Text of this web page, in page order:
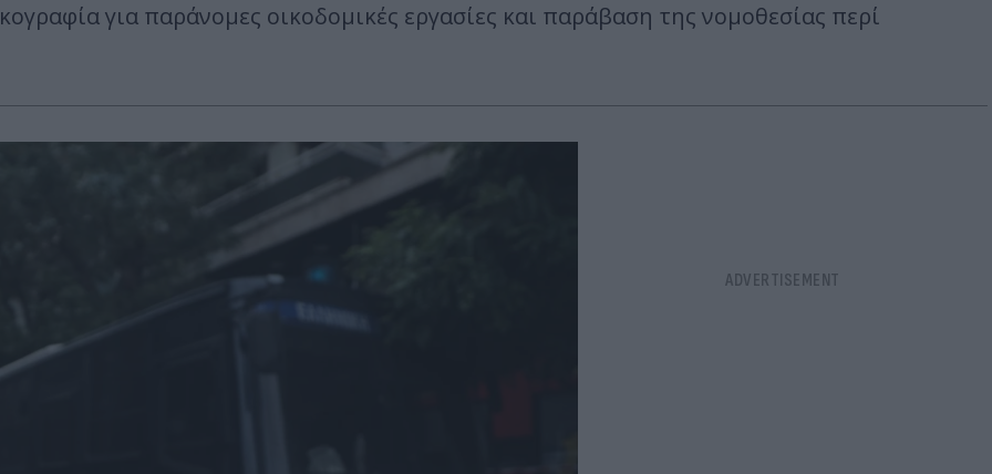
για παράνομες οικοδομικές εργασίες και παράβαση της νομοθεσίας περί